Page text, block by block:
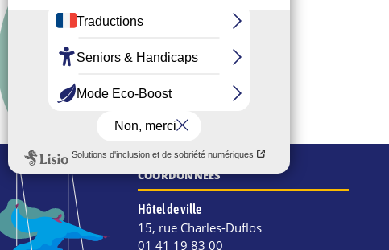
COORDONNÉES
Hôtel de ville
15, rue Charles-Duflos
01 41 19 83 00